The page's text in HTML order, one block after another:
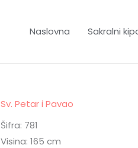
Naslovna Sakralni
Sv. Petar i Pavao
Šifra: 781
Visina: 165 cm